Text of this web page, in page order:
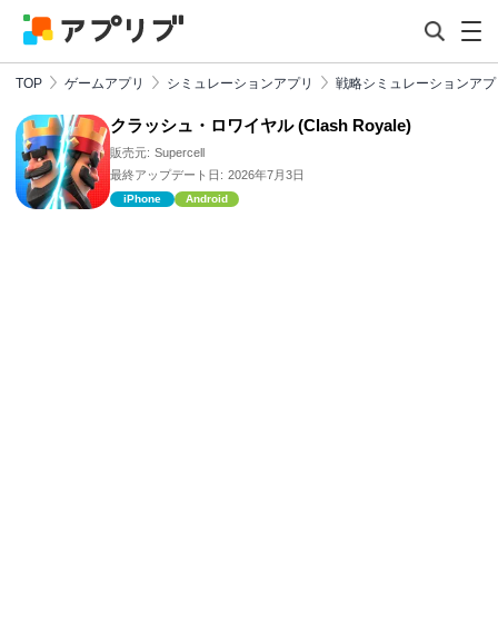
TOP ゲームアプリ シミュレーションアプリ 戦略シミュレーションア
クラッシュ・ロワイヤル (Clash Royale)
販売元: Supercell
最終アップデート日: 2026年7月3日
iPhone Android